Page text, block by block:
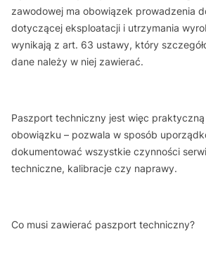
zawodowej ma obowiązek prowadzenia
dotyczącej eksploatacji i utrzymania
wynikają z art. 63 ustawy, który
dane należy w niej zawierać.
Paszport techniczny jest więc
obowiązku – pozwala w sposób
dokumentować wszystkie czynności
techniczne, kalibracje czy naprawy.
Co musi zawierać paszport techniczny?